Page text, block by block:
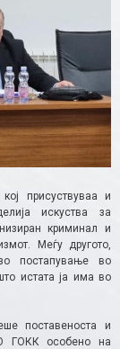
присуствуваа и
искуства за
криминал и
Меѓу другото,
постапување во
истата ја има во
поставеноста и
ГОКК особено на